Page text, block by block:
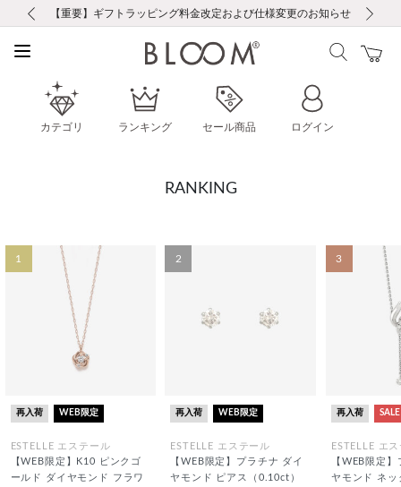
お修理・アフターサービスのご案内
【重要】令和８年熊本地震に伴う集配への影響について
【重要】ギフトラッピング料金改定および仕様変更のお知らせ
【重要】夏季休業の営業についてのご案内
税込5,500円以上で送料無料｜最短24時間以内に発送
新規会員登録で1000ポイントプレゼント！
新規LINE友だち登録で500円クーポンプレゼント
会員限定！レビュー投稿で100ポイントプレゼント
お修理・アフターサービスのご案内
【重要】令和８年熊本地震に伴う集配への影響について
カテゴリ ランキング セール商品 ログイン
RANKING
1
再入荷 WEB限定
ESTELLE エステール
【WEB限定】K10 ピンクゴ
ールド ダイヤモンド フラワ
2
再入荷 WEB限定
ESTELLE エステール
【WEB限定】プラチナ ダイ
ヤモンド ピアス（0.10ct）
3
再入荷 SALE
ESTELLE エ
【WEB限定
ヤモンド ネッ